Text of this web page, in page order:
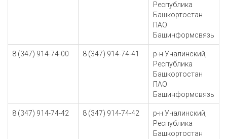
Республика
Башкортостан
ПАО
Башинформсвязь
8 (347) 914-74-00 8 (347) 914-74-41
р-н Учалинский,
Республика
Башкортостан
ПАО
Башинформсвязь
8 (347) 914-74-42 8 (347) 914-74-42
р-н Учалинский,
Республика
Башкортостан